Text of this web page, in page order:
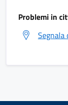
Problemi in
Segnala